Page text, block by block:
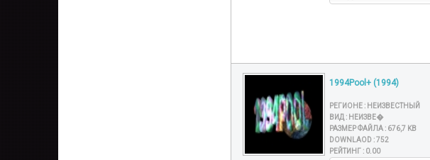
1994Pool+ (1994)
РЕГИОНЕ : НЕИЗВЕСТНЫЙ
ВИД : НЕИЗВЕ�
РАЗМЕР ФАЙЛА : 676,7 KB
DOWNLAOD :752
РЕЙТИНГ : 0.00